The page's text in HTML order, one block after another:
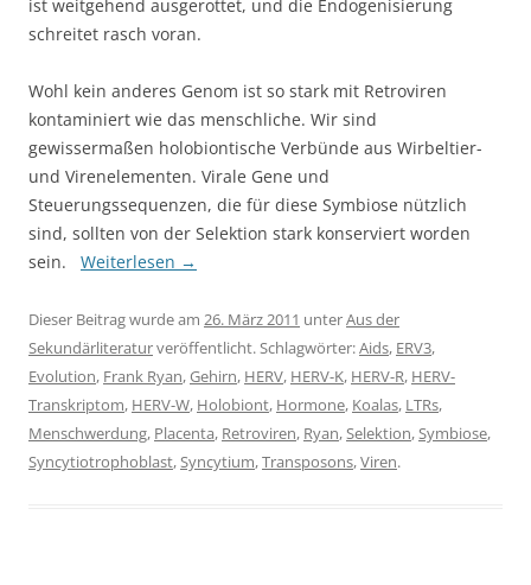
ist weitgehend ausgerottet, und die Endogenisierung
schreitet rasch voran.
Wohl kein anderes Genom ist so stark mit Retroviren
kontaminiert wie das menschliche. Wir sind
gewissermaßen holobiontische Verbünde aus Wirbeltier-
und Virenelementen. Virale Gene und
Steuerungssequenzen, die für diese Symbiose nützlich
sind, sollten von der Selektion stark konserviert worden
sein. Weiterlesen →
Dieser Beitrag wurde am 26. März 2011 unterAus der
Sekundärliteraturveröffentlicht. Schlagwörter:Aids, ERV3,
Evolution, Frank Ryan,Gehirn, HERV, HERV-K, HERV-R, HERV-
Transkriptom, HERV-W, Holobiont, Hormone, Koalas, LTRs,
Menschwerdung, Placenta, Retroviren, Ryan,Selektion,Symbiose,
Syncytiotrophoblast,Syncytium,Transposons,Viren.